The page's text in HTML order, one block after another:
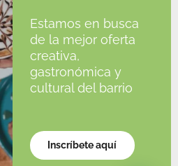
Estamos en busca
de la mejor oferta
creativa,
gastronómica y
cultural del barrio
Inscríbete aquí